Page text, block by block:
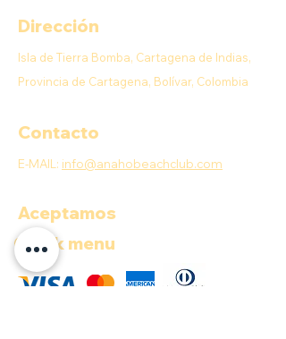
Dirección
Isla de Tierra Bomba, Cartagena de Indias,
Provincia de Cartagena, Bolívar, Colombia
Contacto
E-MAIL: info@anahobeachclub.com
Aceptamos
Quick menu